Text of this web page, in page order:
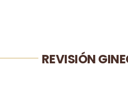
REVISIÓN